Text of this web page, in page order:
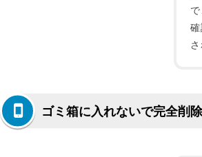
ゴミ箱に入れないで完全削除